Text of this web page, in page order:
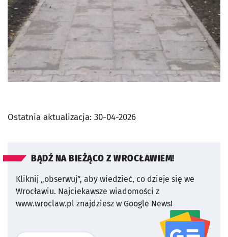
Ostatnia aktualizacja: 30-04-2026
BĄDŹ NA BIEŻĄCO Z WROCŁAWIEM!
Kliknij „obserwuj”, aby wiedzieć, co dzieje się we
Wrocławiu. Najciekawsze wiadomości z
www.wroclaw.pl znajdziesz w Google News!